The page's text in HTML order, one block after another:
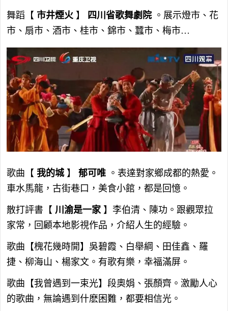
舞蹈【 市井煙火 】 四川省歌舞劇院 。展示燈市、花
市、扇市、酒市、桂市、錦市、蠶市、梅市…
歌曲【 我的城 】 郁可唯 。表達對家鄉成都的熱愛。
車水馬龍，古街巷口，美食小館，都是回憶。
散打評書【 川渝是一家 】李伯清、陳功。跟觀眾拉
家常，回顧本地影視作品，介紹人生的經驗。
歌曲【槐花幾時開】吳碧霞、白舉綱、田佳鑫、羅
捷、柳海山、楊家文。有歌有樂，幸福滿屏。
歌曲【我曾遇到一束光】段奧娟、張顏齊。激勵人心
的歌曲，無論遇到什麽困難，都要相信光。